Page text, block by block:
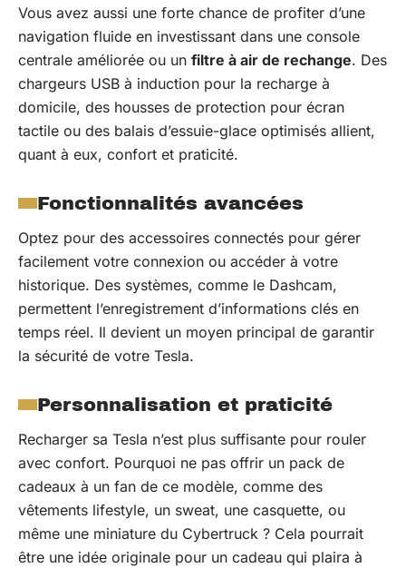
Vous avez aussi une forte chance de profiter d’une
navigation fluide en investissant dans une console
centrale améliorée ou un filtre à air de rechange. Des
chargeurs USB à induction pour la recharge à
domicile, des housses de protection pour écran
tactile ou des balais d’essuie-glace optimisés allient,
quant à eux, confort et praticité.
Fonctionnalités avancées
Optez pour des accessoires connectés pour gérer
facilement votre connexion ou accéder à votre
historique. Des systèmes, comme le Dashcam,
permettent l’enregistrement d’informations clés en
temps réel. Il devient un moyen principal de garantir
la sécurité de votre Tesla.
Personnalisation et praticité
Recharger sa Tesla n’est plus suffisante pour rouler
avec confort. Pourquoi ne pas offrir un pack de
cadeaux à un fan de ce modèle, comme des
vêtements lifestyle, un sweat, une casquette, ou
même une miniature du Cybertruck ? Cela pourrait
être une idée originale pour un cadeau qui plaira à